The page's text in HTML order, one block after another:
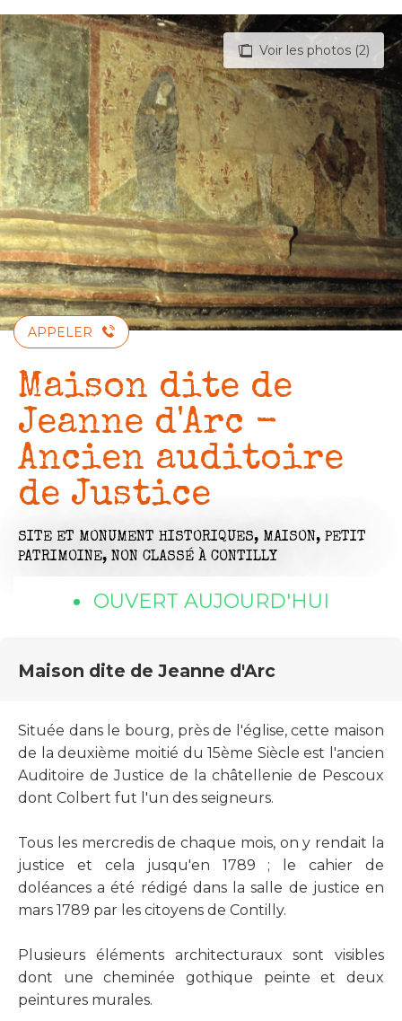
Aller
au
contenu
principal
Voir les photos (2)
APPELER
Maison dite de
Jeanne d'Arc -
Ancien auditoire
de Justice
SITE ET MONUMENT HISTORIQUES, MAISON, PETIT
PATRIMOINE, NON CLASSÉ À CONTILLY
OUVERT AUJOURD'HUI
Maison dite de Jeanne d'Arc
Située dans le bourg, près de l'église, cette maison
de la deuxième moitié du 15ème Siècle est l'ancien
Auditoire de Justice de la châtellenie de Pescoux
dont Colbert fut l'un des seigneurs.
Tous les mercredis de chaque mois, on y rendait la
justice et cela jusqu'en 1789 ; le cahier de
doléances a été rédigé dans la salle de justice en
mars 1789 par les citoyens de Contilly.
Plusieurs éléments architecturaux sont visibles
dont une cheminée gothique peinte et deux
peintures murales.